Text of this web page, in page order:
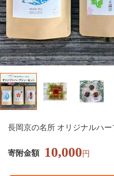
長岡京の名所 オリジナルハ
寄附金額 10,000円